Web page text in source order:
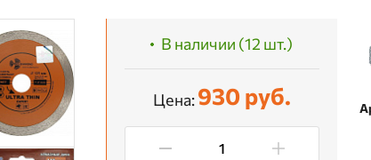
В наличии (12 шт.)
Цена:930 руб.